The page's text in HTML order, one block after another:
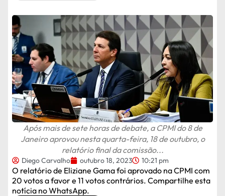
Após mais de sete horas de debate, a CPMI do 8 de
Janeiro aprovou nesta quarta-feira, 18 de outubro, o
relatório final da comissão...
Diego Carvalho outubro 18, 2023 10:21 pm
O relatório de Eliziane Gama foi aprovado na CPMI com
20 votos a favor e 11 votos contrários. Compartilhe esta
notícia no WhatsApp.